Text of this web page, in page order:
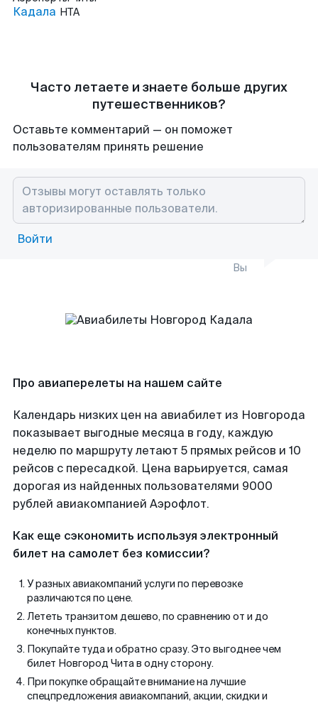
Кадала HTA
Часто летаете и знаете больше других
путешественников?
Оставьте комментарий — он поможет
пользователям принять решение
Войти
Вы
Про авиаперелеты на нашем сайте
Календарь низких цен на авиабилет из Новгорода
показывает выгодные месяца в году, каждую
неделю по маршруту летают 5 прямых рейсов и 10
рейсов с пересадкой. Цена варьируется, самая
дорогая из найденных пользователями 9000
рублей авиакомпанией Аэрофлот.
Как еще сэкономить используя электронный
билет на самолет без комиссии?
У разных авиакомпаний услуги по перевозке
различаются по цене.
Лететь транзитом дешево, по сравнению от и до
конечных пунктов.
Покупайте туда и обратно сразу. Это выгоднее чем
билет Новгород Чита в одну сторону.
При покупке обращайте внимание на лучшие
спецпредложения авиакомпаний, акции, скидки и